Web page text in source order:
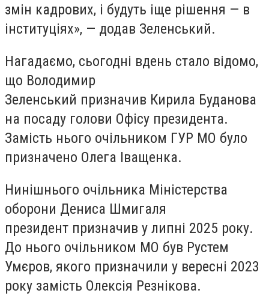
змін кадрових, і будуть іще рішення — в
інституціях», — додав Зеленський.
Нагадаємо, сьогодні вдень стало відомо,
що Володимир
Зеленський призначив Кирила Буданова
на посаду голови Офісу президента.
Замість нього очільником ГУР МО було
призначено Олега Іващенка.
Нинішнього очільника Міністерства
оборони Дениса Шмигаля
президент призначив у липні 2025 року.
До нього очільником МО був Рустем
Умєров, якого призначили у вересні 2023
року замість Олексія Резнікова.